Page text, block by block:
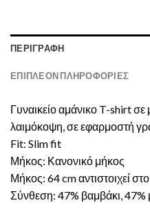
ΠΕΡΙΓΡΑΦΉ
ΕΠΙΠΛΈΟΝ ΠΛΗΡΟΦΟΡΊΕΣ
Γυναικείο αμάνικο T-shirt
λαιμόκοψη, σε εφαρμοστή
Fit: Slim fit
Μήκος: Κανονικό μήκος
Μήκος: 64 cm αντιστοιχεί
Σύνθεση: 47% βαμβάκι, 47%